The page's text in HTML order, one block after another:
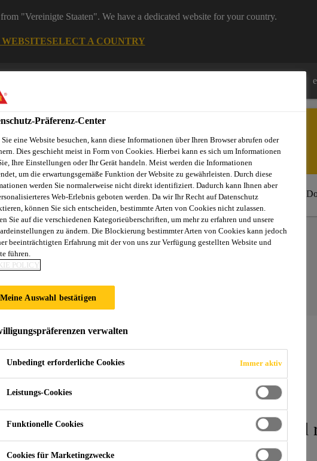
"Vereinigte Staaten". We have a dedicated website for your country.
SELECT A COUNTRY
Fugenkalkulator Referenzobjekte Service
West Art
Integration of high-
in existing cityscape
Präferenz-Center
Sie eine Website besuchen, kann diese Informationen über Ihren Browser abrufen oder
Dies geschieht meist in Form von Cookies. Hierbei kann es sich um Informationen
Ihre Einstellungen oder Ihr Gerät handeln. Meist werden die Informationen
um die erwartungsgemäße Funktion der Website zu gewährleisten. Durch diese
werden Sie normalerweise nicht direkt identifiziert. Dadurch kann Ihnen aber
Web-Erlebnis geboten werden. Da wir Ihr Recht auf Datenschutz
können Sie sich entscheiden, bestimmte Arten von Cookies nicht zulassen.
Sie auf die verschiedenen Kategorieüberschriften, um mehr zu erfahren und unsere
zu ändern. Die Blockierung bestimmter Arten von Cookies kann jedoch
beeinträchtigten Erfahrung mit der von uns zur Verfügung gestellten Website und
führen.
POLICY
Meine Auswahl bestätigen
verwalten
Unbedingt erforderliche Cookies Immer aktiv
Leistungs-Cookies
Funktionelle Cookies
Cookies für Marketingzwecke